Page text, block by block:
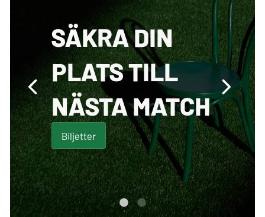
SÄKRA DIN
PLATS TILL
NÄSTA MATCH
Biljetter